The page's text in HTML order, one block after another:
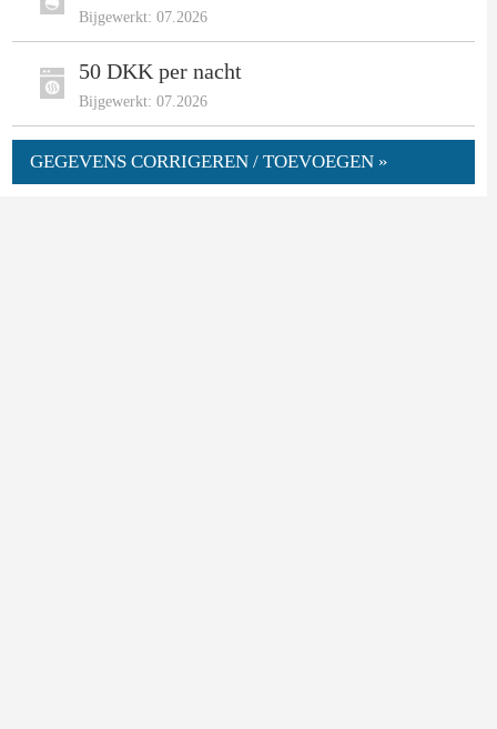
Bijgewerkt: 07.2026
50 DKK per nacht
Bijgewerkt: 07.2026
GEGEVENS CORRIGEREN / TOEVOEGEN »